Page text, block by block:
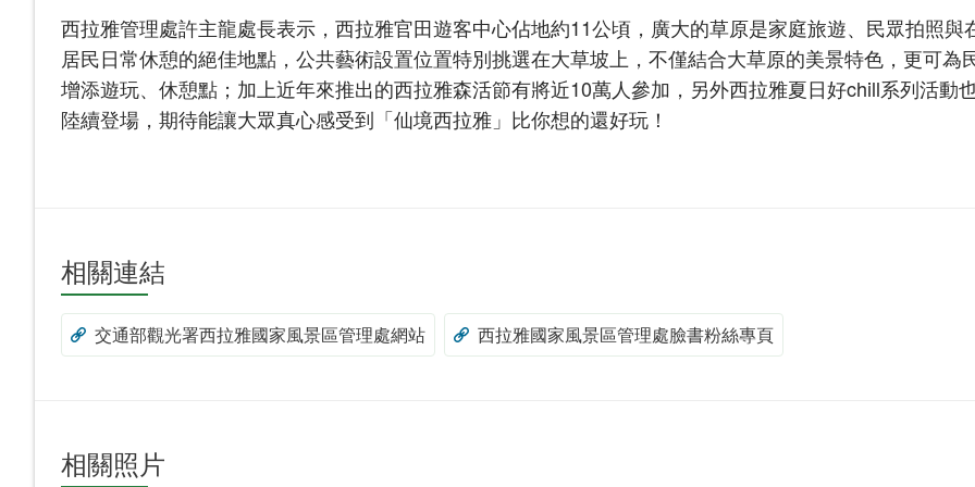
西拉雅管理處許主龍處長表示，西拉雅官田遊客中心佔地約11公頃，廣大的草原是家庭旅遊、民眾拍照與
居民日常休憩的絕佳地點，公共藝術設置位置特別挑選在大草坡上，不僅結合大草原的美景特色，更可為
增添遊玩、休憩點；加上近年來推出的西拉雅森活節有將近10萬人參加，另外西拉雅夏日好chill系列活動
陸續登場，期待能讓大眾真心感受到「仙境西拉雅」比你想的還好玩！
相關連結
交通部觀光署西拉雅國家風景區管理處網站 西拉雅國家風景區管理處臉書粉絲專頁
相關照片